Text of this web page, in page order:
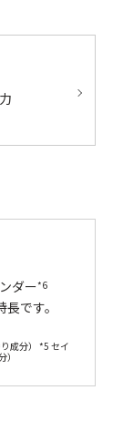
ダー*6
です。
成分） *5 セイ